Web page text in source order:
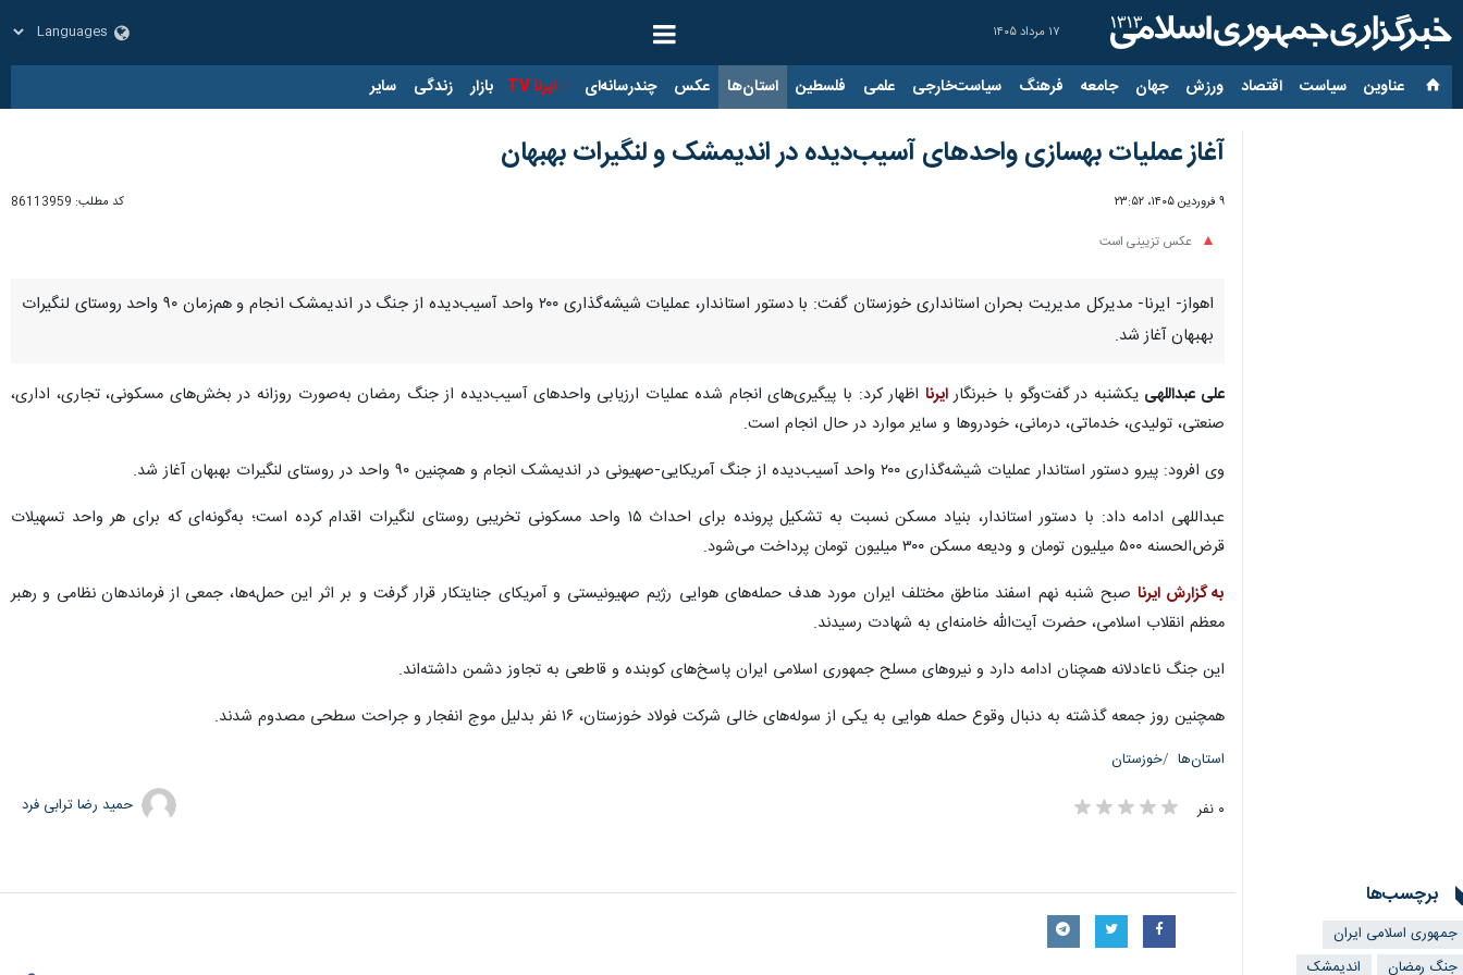
۱۷ مرداد ۱۴۰۵
عناوین‌ سیاست اقتصاد ورزش جهان جامعه فرهنگ سیاست‌خارجی علمی فلسطین استان‌ها عکس چندرسانه‌ای ایرنا TV بازار زندگی سایر
آغاز عملیات بهسازی واحدهای آسیب‌دیده در اندیمشک و لنگیرات بهبهان
۹ فروردین ۱۴۰۵، ۲۳:۵۲ کد مطلب: 86113959
عکس تزیینی است
اهواز- ایرنا- مدیرکل مدیریت بحران استانداری خوزستان گفت: با دستور استاندار، عملیات شیشه‌گذاری ۲۰۰ واحد آسیب‌دیده از جنگ در اندیمشک انجام و هم‌زمان ۹۰ واحد روستای لنگیرات
بهبهان آغاز شد.
علی عبداللهی یکشنبه در گفت‌وگو با خبرنگارایرنا اظهار کرد: با پیگیری‌های انجام شده عملیات ارزیابی واحدهای آسیب‌دیده از جنگ رمضان به‌صورت روزانه در بخش‌های مسکونی، تجاری، اداری،
صنعتی، تولیدی، خدماتی، درمانی، خودروها و سایر موارد در حال انجام است.
وی افرود: پیرو دستور استاندار عملیات شیشه‌گذاری ۲۰۰ واحد آسیب‌دیده از جنگ آمریکایی-صهیونی در اندیمشک انجام و همچنین ۹۰ واحد در روستای لنگیرات بهبهان آغاز شد.
عبداللهی ادامه داد: با دستور استاندار، بنیاد مسکن نسبت به تشکیل پرونده برای احداث ۱۵ واحد مسکونی تخریبی روستای لنگیرات اقدام کرده است؛ به‌گونه‌ای که برای هر واحد تسهیلات
قرض‌الحسنه ۵۰۰ میلیون تومان و ودیعه مسکن ۳۰۰ میلیون تومان پرداخت می‌شود.
به گزارش ایرناصبح شنبه نهم اسفند مناطق مختلف ایران مورد هدف حمله‌های هوایی رژیم صهیونیستی و آمریکای جنایتکار قرار گرفت و بر اثر این حمله‌ها، جمعی از فرماندهان نظامی و رهبر
معظم انقلاب اسلامی، حضرت آیت‌الله خامنه‌ای به شهادت رسیدند.
این جنگ ناعادلانه همچنان ادامه دارد و نیروهای مسلح جمهوری اسلامی ایران پاسخ‌های کوبنده و قاطعی به تجاوز دشمن داشته‌اند.
همچنین روز جمعه گذشته به دنبال وقوع حمله هوایی به یکی از سوله‌های خالی شرکت فولاد خوزستان، ۱۶ نفر بدلیل موج انفجار و جراحت سطحی مصدوم شدند.
استان‌ها خوزستان
۰ نفر حمید رضا ترابی فرد
برچسب‌ها
جمهوری اسلامی ایران
جنگ رمضان
اندیمشک